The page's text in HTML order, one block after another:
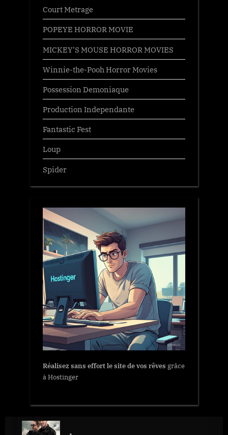
Court Metrage
POPEYE HORROR MOVIE
MICKEY’S MOUSE HORROR MOVIES
Winnie-the-Pooh Horror Movies
Possession Demoniaque
Production Independante
Fantastic Fest
Loup
Spider
Réalisez sans effort le site de vos rêves grâce
à Hostinger